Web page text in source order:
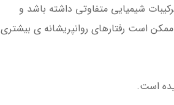
شیمیایی متفاوتی داشته باشد و
است رفتارهای روانپریشانه ی بیشتری
است.